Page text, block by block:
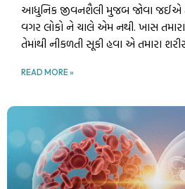
આધુનિક જીવનશૈલી મુજબ જોવા જઈએ
વગર લોકો ને ચાલે એમ નથી. ખાસ
તેમાંથી નીકળતી સૂકી હવા એ તમારા
આ AC માંથી નીકળતી સૂકી હવા એ
ની હવામાં ભેજ 40% કરતા ઓછો હોય,
બંધારણને 5% થી 10% જેટલું પ્રભાવિત
READ MORE »